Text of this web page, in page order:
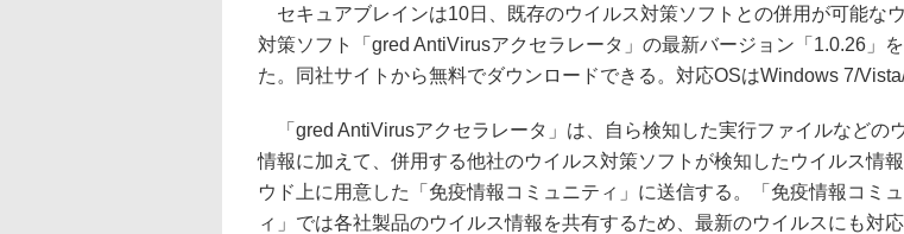
セキュアブレインは10日、既存のウイルス対策ソフトとの併用が可能な
対策ソフト「gred AntiVirusアクセラレータ」の最新バージョン「1.0.26」
た。同社サイトから無料でダウンロードできる。対応OSはWindows 7/Vista/
「gred AntiVirusアクセラレータ」は、自ら検知した実行ファイルなどの
情報に加えて、併用する他社のウイルス対策ソフトが検知したウイルス情
ウド上に用意した「免疫情報コミュニティ」に送信する。「免疫情報コミ
ィ」では各社製品のウイルス情報を共有するため、最新のウイルスにも対